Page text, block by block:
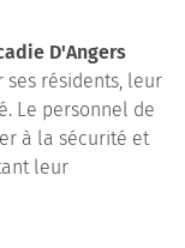
D'Angers
résidents, leur
Le personnel de
à la sécurité et
leur